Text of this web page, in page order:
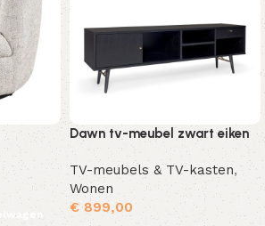
Dawn tv-meubel zwart eiken
TV-meubels & TV-kasten,
Wonen
€899,00